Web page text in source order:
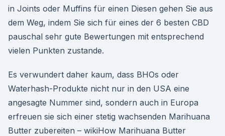
in Joints oder Muffins für einen Diesen gehen Sie aus
dem Weg, indem Sie sich für eines der 6 besten CBD
pauschal sehr gute Bewertungen mit entsprechend
vielen Punkten zustande.
Es verwundert daher kaum, dass BHOs oder
Waterhash-Produkte nicht nur in den USA eine
angesagte Nummer sind, sondern auch in Europa
erfreuen sie sich einer stetig wachsenden Marihuana
Butter zubereiten – wikiHow Marihuana Butter